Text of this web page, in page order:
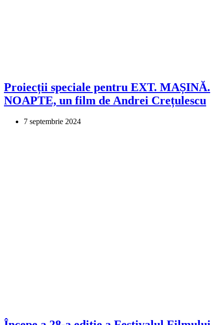
Proiecții speciale pentru EXT. MAȘINĂ.
NOAPTE, un film de Andrei Crețulescu
7 septembrie 2024